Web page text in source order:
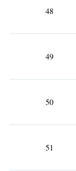
48
49
50
51